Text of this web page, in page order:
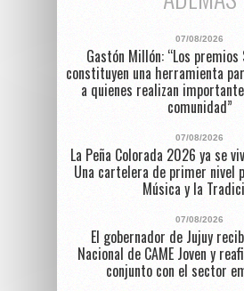
07/08/2026
Gastón Millón: “Los premios
constituyen una herramienta
a quienes realizan
comunidad”
07/08/2026
La Peña Colorada 2026 ya se
Una cartelera de primer nivel
Música y la
07/08/2026
El gobernador de Jujuy
Nacional de CAME Joven y
conjunto con el sector